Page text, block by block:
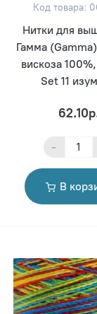
Код товара:
Нитки для
Гамма
вискоза
Set 11
-
В